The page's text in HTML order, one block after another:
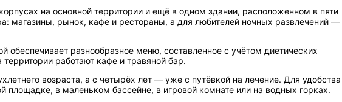
на основной территории и ещё в одном здании, расположенном в пяти
магазины, рынок, кафе и рестораны, а для любителей ночных развлечений —
разнообразное меню, составленное с учётом диетических
работают кафе и травяной бар.
возраста, а с четырёх лет — уже с путёвкой на лечение. Для удобства
площадке, в маленьком бассейне, в игровой комнате или на водных горках.